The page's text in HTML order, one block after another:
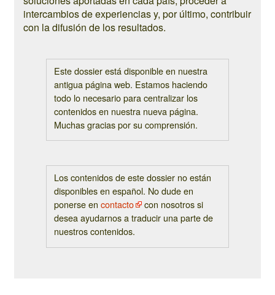
intercambios de experiencias y, por último, contribuir
con la difusión de los resultados.
Este dossier está disponible en nuestra
antigua página web. Estamos haciendo
todo lo necesario para centralizar los
contenidos en nuestra nueva página.
Muchas gracias por su comprensión.
Los contenidos de este dossier no están
disponibles en español. No dude en
ponerse encontacto
con nosotros si
desea ayudarnos a traducir una parte de
nuestros contenidos.